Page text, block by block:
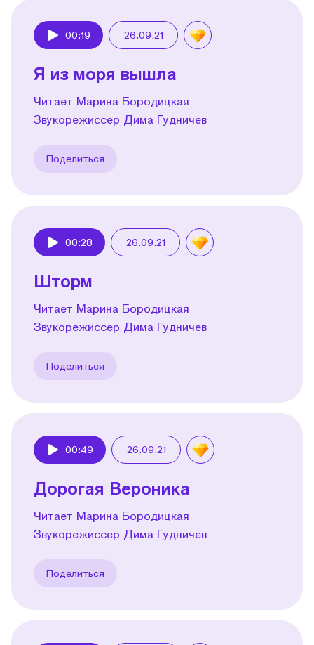
00:19 26.09.21
Я из моря вышла
Читает Марина Бородицкая
Звукорежиссер Дима Гудничев
Поделиться
00:28 26.09.21
Шторм
Читает Марина Бородицкая
Звукорежиссер Дима Гудничев
Поделиться
00:49 26.09.21
Дорогая Вероника
Читает Марина Бородицкая
Звукорежиссер Дима Гудничев
Поделиться